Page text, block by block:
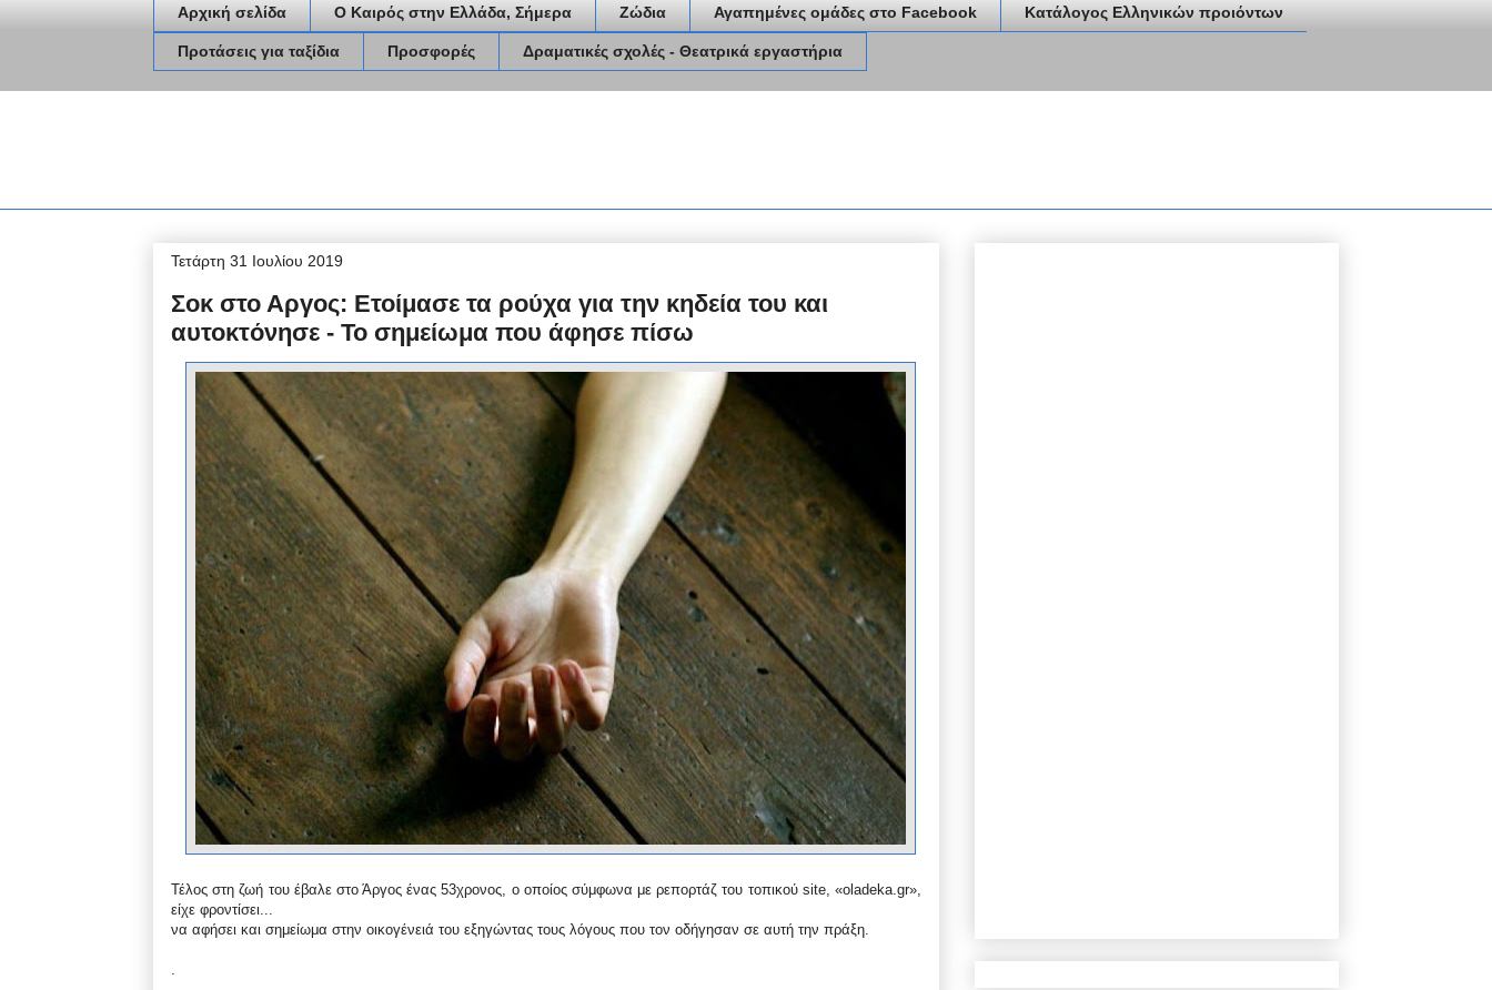
Αρχική σελίδα Ο Καιρός στην Ελλάδα, Σήμερα Ζώδια Αγαπημένες ομάδες στο Facebook Κατάλογος Ελληνικών προιόντων
Προτάσεις για ταξίδια Προσφορές Δραματικές σχολές - Θεατρικά εργαστήρια
Τετάρτη 31 Ιουλίου 2019
Σοκ στο Αργος: Ετοίμασε τα ρούχα για την κηδεία του και
αυτοκτόνησε - Το σημείωμα που άφησε πίσω
Τέλος στη ζωή του έβαλε στο Άργος ένας 53χρονος, ο οποίος σύμφωνα με ρεπορτάζ του τοπικού site, «oladeka.gr»,
είχε φροντίσει...
να αφήσει και σημείωμα στην οικογένειά του εξηγώντας τους λόγους που τον οδήγησαν σε αυτή την πράξη.